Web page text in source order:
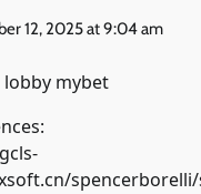
12, 2025 at 9:04 am
lobby mybet
spencerborelli/